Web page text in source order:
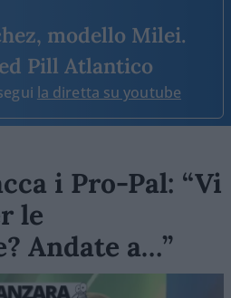
modello Milei.
Pill Atlantico
la diretta su youtube
i Pro-Pal: “Vi
le
Andate a…”